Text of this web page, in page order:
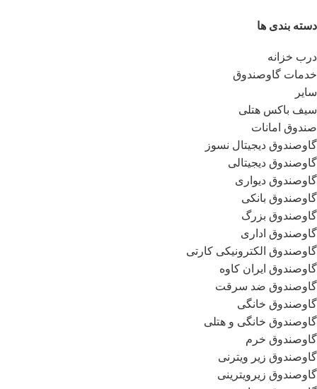
دسته بندی ها
درب خزانه
خدمات گاوصندوق
سایر
سیف باکس هتلی
صندوق امانات
گاوصندوق دیجیتال نسوز
گاوصندوق دیجیتالی
گاوصندوق دیواری
گاوصندوق بانکی
گاوصندوق بزرگ
گاوصندوق اداری
گاوصندوق الکترونیکی کارتی
گاوصندوق ایران کاوه
گاوصندوق ضد سرقت
گاوصندوق خانگی
گاوصندوق خانگی و هتلی
گاوصندوق خرم
گاوصندوق زیر ویترنی
گاوصندوق زیرویترینی